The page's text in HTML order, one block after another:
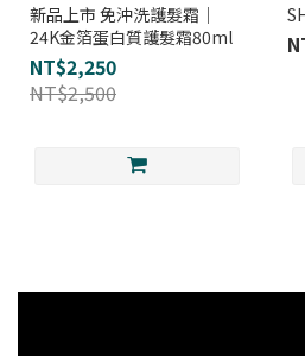
新品上市 免沖洗護髮霜｜
24K金箔蛋白質護髮霜80ml
NT$2,250
NT$2,500